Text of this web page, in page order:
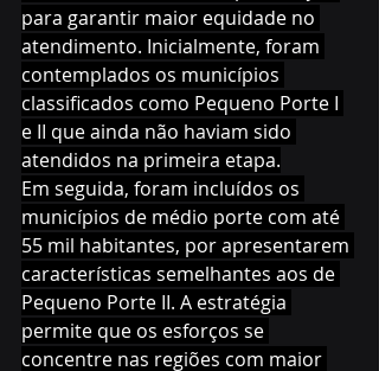
para garantir maior equidade no
atendimento. Inicialmente, foram
contemplados os municípios
classificados como Pequeno Porte I
e II que ainda não haviam sido
atendidos na primeira etapa.
Em seguida, foram incluídos os
municípios de médio porte com até
55 mil habitantes, por apresentarem
características semelhantes aos de
Pequeno Porte II. A estratégia
permite que os esforços se
concentre nas regiões com maior